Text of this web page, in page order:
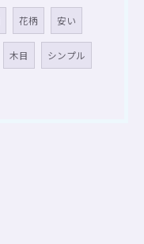
花柄 安い
木目 シンプル